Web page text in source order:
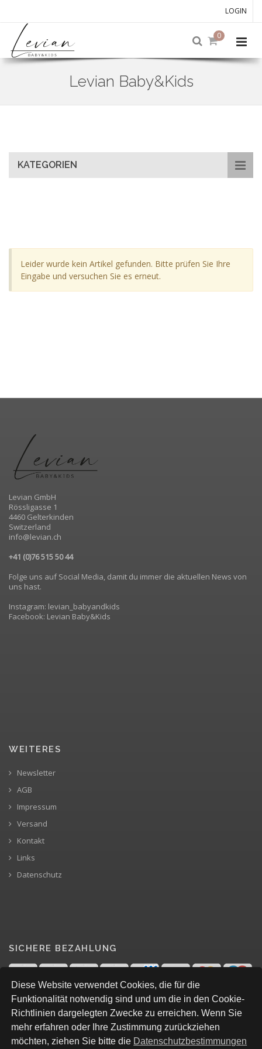
Diese Website verwendet Cookies, die für die
Funktionalität notwendig sind und um die in den Cookie-
Richtlinien dargelegten Zwecke zu erreichen. Wenn Sie
mehr erfahren oder Ihre Zustimmung zurückziehen
möchten, ziehen Sie bitte die Datenschutzbestimmungen
LOGIN
0
Levian Baby&Kids
KATEGORIEN
Leider wurde kein Artikel gefunden. Bitte prüfen Sie Ihre
Eingabe und versuchen Sie es erneut.
Levian GmbH
Rössligasse 1
4460 Gelterkinden
Switzerland
info@levian.ch
+41 (0)76 515 50 44
Folge uns auf Social Media, damit du immer die aktuellen News von
uns hast.
Instagram: levian_babyandkids
Facebook: Levian Baby&Kids
WEITERES
Newsletter
AGB
Impressum
Versand
Kontakt
Links
Datenschutz
SICHERE BEZAHLUNG